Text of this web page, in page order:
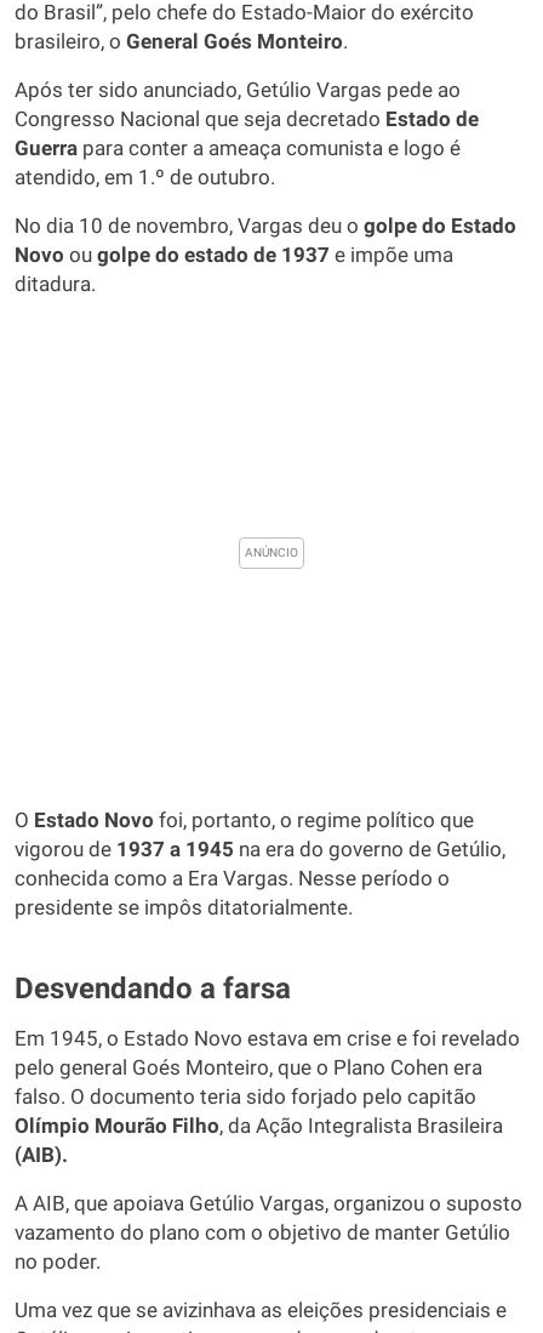
do Brasil”, pelo chefe do Estado-Maior do exército
brasileiro, o General Goés Monteiro.
Após ter sido anunciado, Getúlio Vargas pede ao
Congresso Nacional que seja decretado Estado de
Guerra para conter a ameaça comunista e logo é
atendido, em 1.º de outubro.
No dia 10 de novembro, Vargas deu o golpe do Estado
Novo ou golpe do estado de 1937 e impõe uma
ditadura.
O Estado Novo foi, portanto, o regime político que
vigorou de 1937 a 1945 na era do governo de Getúlio,
conhecida como a Era Vargas. Nesse período o
presidente se impôs ditatorialmente.
Desvendando a farsa
Em 1945, o Estado Novo estava em crise e foi revelado
pelo general Goés Monteiro, que o Plano Cohen era
falso. O documento teria sido forjado pelo capitão
Olímpio Mourão Filho, da Ação Integralista Brasileira
(AIB).
A AIB, que apoiava Getúlio Vargas, organizou o suposto
vazamento do plano com o objetivo de manter Getúlio
no poder.
Uma vez que se avizinhava as eleições presidenciais e